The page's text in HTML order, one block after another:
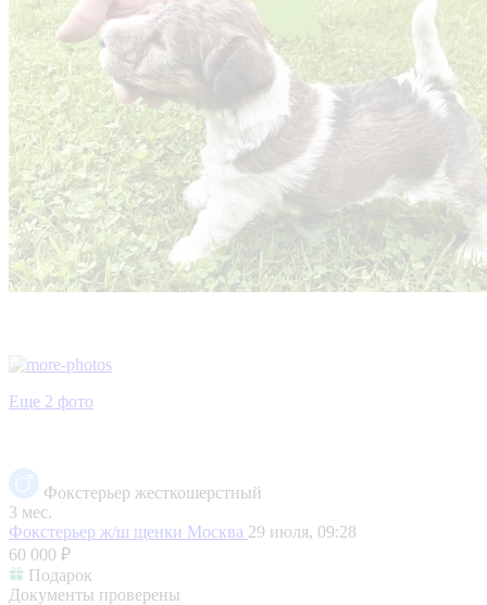
Еще 2 фото
Фокстерьер жесткошерстный
3 мес.
Фокстерьер ж/ш щенки Москва 29 июля, 09:28
60 000 ₽
Подарок
Документы проверены